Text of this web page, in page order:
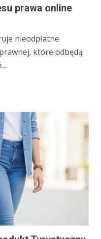
prawa online
nieodpłatne
które odbędą